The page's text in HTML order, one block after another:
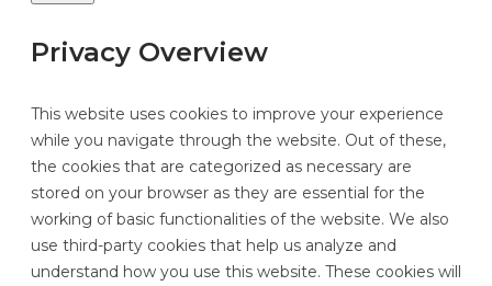
Privacy Overview
This website uses cookies to improve your experience
while you navigate through the website. Out of these,
the cookies that are categorized as necessary are
stored on your browser as they are essential for the
working of basic functionalities of the website. We also
use third-party cookies that help us analyze and
understand how you use this website. These cookies will